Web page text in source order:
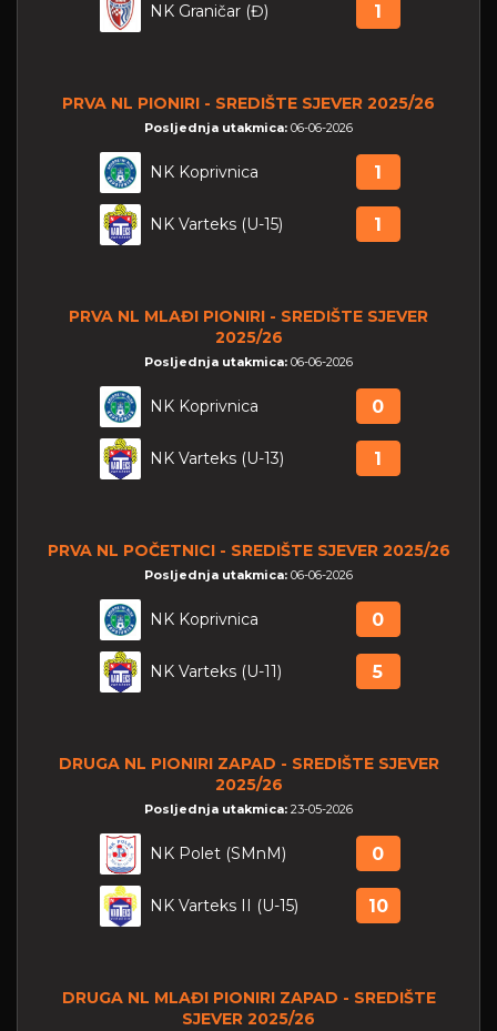
NK Graničar (Đ) 1
PRVA NL PIONIRI - SREDIŠTE SJEVER 2025/26
Posljednja utakmica: 06-06-2026
NK Koprivnica 1
NK Varteks (U-15) 1
PRVA NL MLAĐI PIONIRI - SREDIŠTE SJEVER
2025/26
Posljednja utakmica: 06-06-2026
NK Koprivnica 0
NK Varteks (U-13) 1
PRVA NL POČETNICI - SREDIŠTE SJEVER 2025/26
Posljednja utakmica: 06-06-2026
NK Koprivnica 0
NK Varteks (U-11) 5
DRUGA NL PIONIRI ZAPAD - SREDIŠTE SJEVER
2025/26
Posljednja utakmica: 23-05-2026
NK Polet (SMnM) 0
NK Varteks II (U-15) 10
DRUGA NL MLAĐI PIONIRI ZAPAD - SREDIŠTE
SJEVER 2025/26